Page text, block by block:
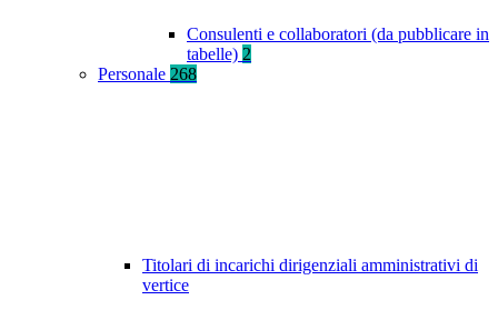
Consulenti e collaboratori (da pubblicare in
tabelle) 2
Personale 268
Titolari di incarichi dirigenziali amministrativi di
vertice